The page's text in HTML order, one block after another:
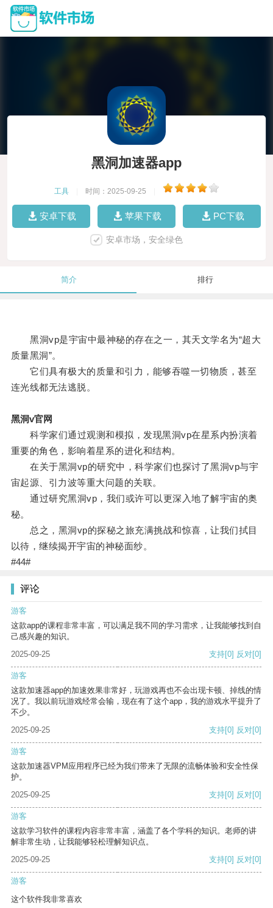
黑洞加速器app
工具 时间：2025-09-25
安卓下载 苹果下载 PC下载
安卓市场，安全绿色
简介 排行
黑洞vp是宇宙中最神秘的存在之一，其天文学名为“超大
质量黑洞”。
它们具有极大的质量和引力，能够吞噬一切物质，甚至
连光线都无法逃脱。
黑洞v官网
科学家们通过观测和模拟，发现黑洞vp在星系内扮演着
重要的角色，影响着星系的进化和结构。
在关于黑洞vp的研究中，科学家们也探讨了黑洞vp与宇
宙起源、引力波等重大问题的关联。
通过研究黑洞vp，我们或许可以更深入地了解宇宙的奥
秘。
总之，黑洞vp的探秘之旅充满挑战和惊喜，让我们拭目
以待，继续揭开宇宙的神秘面纱。
#44#
评论
游客
这款app的课程非常丰富，可以满足我不同的学习需求，让我能够找到自
己感兴趣的知识。
2025-09-25
支持[0] 反对[0]
游客
这款加速器app的加速效果非常好，玩游戏再也不会出现卡顿、掉线的情
况了。我以前玩游戏经常会输，现在有了这个app，我的游戏水平提升了
不少。
2025-09-25
支持[0] 反对[0]
游客
这款加速器VPM应用程序已经为我们带来了无限的流畅体验和安全性保
护。
2025-09-25
支持[0] 反对[0]
游客
这款学习软件的课程内容非常丰富，涵盖了各个学科的知识。老师的讲
解非常生动，让我能够轻松理解知识点。
2025-09-25
支持[0] 反对[0]
游客
这个软件我非常喜欢